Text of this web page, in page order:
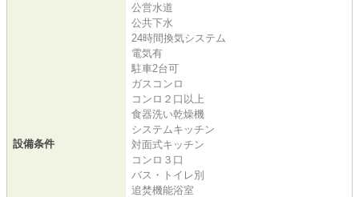
設備条件
公営水道
公共下水
24時間換気システム
電気有
駐車2台可
ガスコンロ
コンロ２口以上
食器洗い乾燥機
システムキッチン
対面式キッチン
コンロ３口
バス・トイレ別
追焚機能浴室